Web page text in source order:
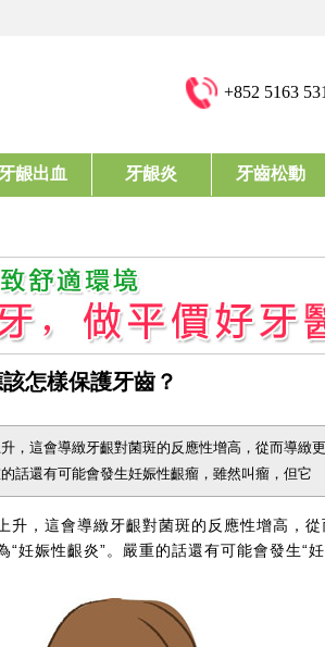
+852 5163
牙龈出血 牙龈炎 牙齒松動
怎樣保護牙齒？
，這會導緻牙齦對菌斑的反應性增高，從而導緻
話還有可能會發生妊娠性齦瘤，雖然叫瘤，但它
，這會導緻牙齦對菌斑的反應性增高，
娠性齦炎”。嚴重的話還有可能會發生“